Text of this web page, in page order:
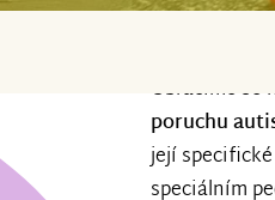
Obracíme
poruchu
její
speciálním